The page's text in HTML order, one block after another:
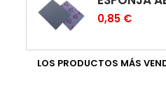
0,85 €
LOS PRODUCTOS MÁS